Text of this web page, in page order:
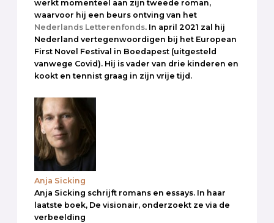
werkt momenteel aan zijn tweede roman,
waarvoor hij een beurs ontving van het
Nederlands Letterenfonds. In april 2021 zal hij
Nederland vertegenwoordigen bij het European
First Novel Festival in Boedapest (uitgesteld
vanwege Covid). Hij is vader van drie kinderen en
kookt en tennist graag in zijn vrije tijd.
Anja Sicking
Anja Sicking schrijft romans en essays. In haar
laatste boek, De visionair, onderzoekt ze via de
verbeelding